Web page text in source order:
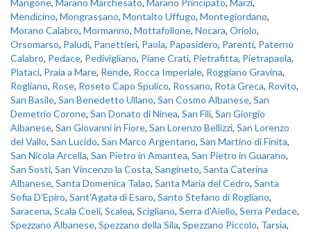
Mangone, Marano Marchesato, Marano Principato, Marzi,
Mendicino, Mongrassano, Montalto Uffugo, Montegiordano,
Morano Calabro, Mormanno, Mottafollone, Nocara, Oriolo,
Orsomarso, Paludi, Panettieri, Paola, Papasidero, Parenti, Paterno
Calabro, Pedace, Pedivigliano, Piane Crati, Pietrafitta, Pietrapaola,
Plataci, Praia a Mare, Rende, Rocca Imperiale, Roggiano Gravina,
Rogliano, Rose, Roseto Capo Spulico, Rossano, Rota Greca, Rovito,
San Basile, San Benedetto Ullano, San Cosmo Albanese, San
Demetrio Corone, San Donato di Ninea, San Fili, San Giorgio
Albanese, San Giovanni in Fiore, San Lorenzo Bellizzi, San Lorenzo
del Vallo, San Lucido, San Marco Argentano, San Martino di Finita,
San Nicola Arcella, San Pietro in Amantea, San Pietro in Guarano,
San Sosti, San Vincenzo la Costa, Sangineto, Santa Caterina
Albanese, Santa Domenica Talao, Santa Maria del Cedro, Santa
Sofia D'Epiro, Sant'Agata di Esaro, Santo Stefano di Rogliano,
Saracena, Scala Coeli, Scalea, Scigliano, Serra d'Aiello, Serra Pedace,
Spezzano Albanese, Spezzano della Sila, Spezzano Piccolo, Tarsia,